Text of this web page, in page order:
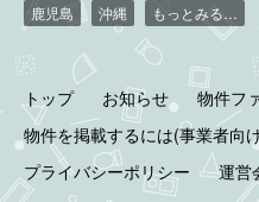
鹿児島
沖縄 もっとみる…
トップ お知らせ 物件フ
物件を掲載するには(事業者向
プライバシーポリシー
運営